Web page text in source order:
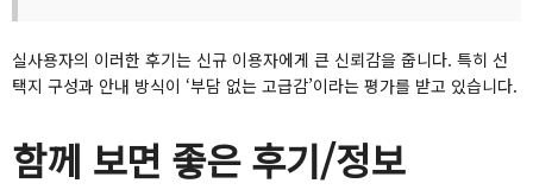
실사용자의 이러한 후기는 신규 이용자에게 큰 신뢰감을 줍니다. 특히 선
택지 구성과 안내 방식이 ‘부담 없는 고급감’이라는 평가를 받고 있습니다.
함께 보면 좋은 후기/정보